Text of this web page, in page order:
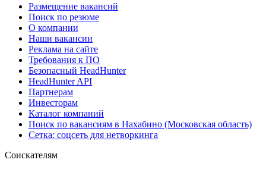
Размещение вакансий
Поиск по резюме
О компании
Наши вакансии
Реклама на сайте
Требования к ПО
Безопасный HeadHunter
HeadHunter API
Партнерам
Инвесторам
Каталог компаний
Поиск по вакансиям в Нахабино (Московская область)
Сетка: соцсеть для нетворкинга
Соискателям